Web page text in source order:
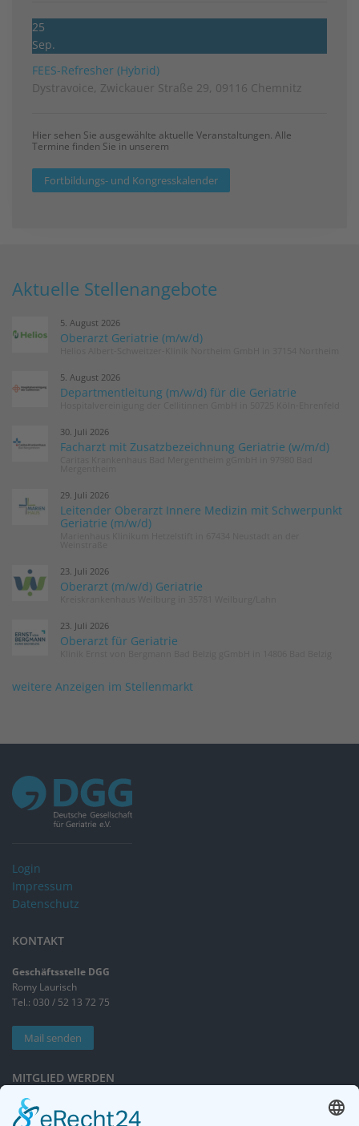
25
Sep.
FEES-Refresher (Hybrid)
Dystravoice, Zwickauer Straße 29, 09116 Chemnitz
Hier sehen Sie ausgewählte aktuelle Veranstaltungen. Alle
Termine finden Sie in unserem
Fortbildungs- und Kongresskalender
Aktuelle Stellenangebote
5. August 2026
Oberarzt Geriatrie (m/w/d)
5. August 2026
Departmentleitung (m/w/d) für die Geriatrie
30. Juli 2026
Facharzt mit Zusatzbezeichnung Geriatrie (w/m/d)
29. Juli 2026
Leitender Oberarzt Innere Medizin mit Schwerpunkt
Geriatrie (m/w/d)
23. Juli 2026
Oberarzt (m/w/d) Geriatrie
23. Juli 2026
Oberarzt für Geriatrie
weitere Anzeigen im Stellenmarkt
Login
Impressum
Datenschutz
KONTAKT
Geschäftsstelle DGG
Romy Laurisch
Tel.: 030 / 52 13 72 75
Mail senden
MITGLIED WERDEN
Sieben gute Gründe